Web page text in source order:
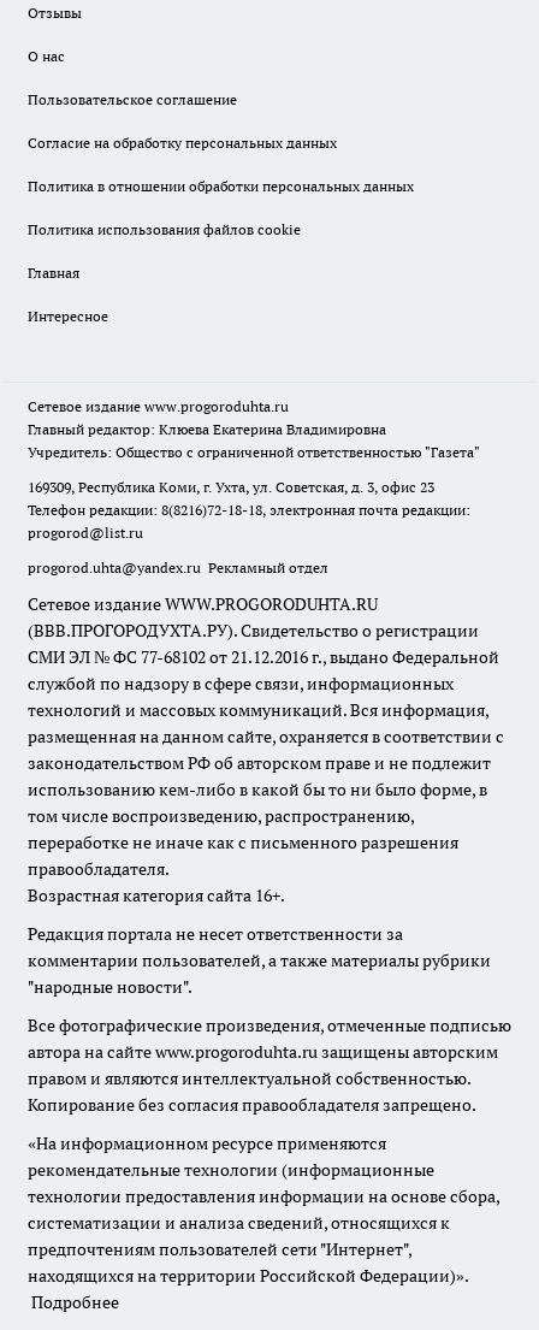
Отзывы
О нас
Пользовательское соглашение
Согласие на обработку персональных данных
Политика в отношении обработки персональных данных
Политика использования файлов cookie
Главная
Интересное
Сетевое издание www.progoroduhta.ru
Главный редактор: Клюева Екатерина Владимировна
Учредитель: Общество с ограниченной ответственностью "Газета"
169309, Республика Коми, г. Ухта, ул. Советская, д. 3, офис 23
Телефон редакции: 8(8216)72-18-18, электронная почта редакции:
progorod@list.ru
progorod.uhta@yandex.ru Рекламный отдел
Сетевое издание WWW.PROGORODUHTA.RU
(ВВВ.ПРОГОРОДУХТА.РУ). Свидетельство о регистрации
СМИ ЭЛ № ФС 77-68102 от 21.12.2016 г., выдано Федеральной
службой по надзору в сфере связи, информационных
технологий и массовых коммуникаций. Вся информация,
размещенная на данном сайте, охраняется в соответствии с
законодательством РФ об авторском праве и не подлежит
использованию кем-либо в какой бы то ни было форме, в
том числе воспроизведению, распространению,
переработке не иначе как с письменного разрешения
правообладателя.
Возрастная категория сайта 16+.
Редакция портала не несет ответственности за
комментарии пользователей, а также материалы рубрики
"народные новости".
Все фотографические произведения, отмеченные подписью
автора на сайте www.progoroduhta.ru защищены авторским
правом и являются интеллектуальной собственностью.
Копирование без согласия правообладателя запрещено.
«На информационном ресурсе применяются
рекомендательные технологии (информационные
технологии предоставления информации на основе сбора,
систематизации и анализа сведений, относящихся к
предпочтениям пользователей сети "Интернет",
находящихся на территории Российской Федерации)».
Подробнее